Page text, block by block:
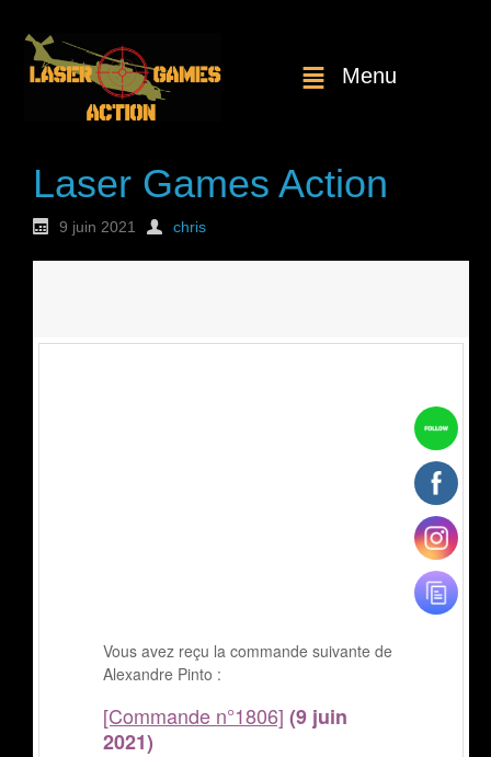
Menu
Laser Games Action
9 juin 2021 chris
Vous avez reçu la commande suivante de
Alexandre Pinto :
[Commande n°1806] (9 juin
2021)